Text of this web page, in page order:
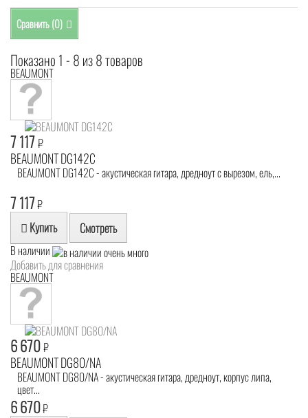
Сравнить (0)
Показано 1 - 8 из 8 товаров
BEAUMONT
7 117₽
BEAUMONT DG142C
BEAUMONT DG142C - акустическая гитара, дредноут с вырезом, ель,...
7 117₽
Купить Смотреть
В наличии
Добавить для сравнения
BEAUMONT
6 670₽
BEAUMONT DG80/NA
BEAUMONT DG80/NA - акустическая гитара, дредноут, корпус липа,
цвет...
6 670₽